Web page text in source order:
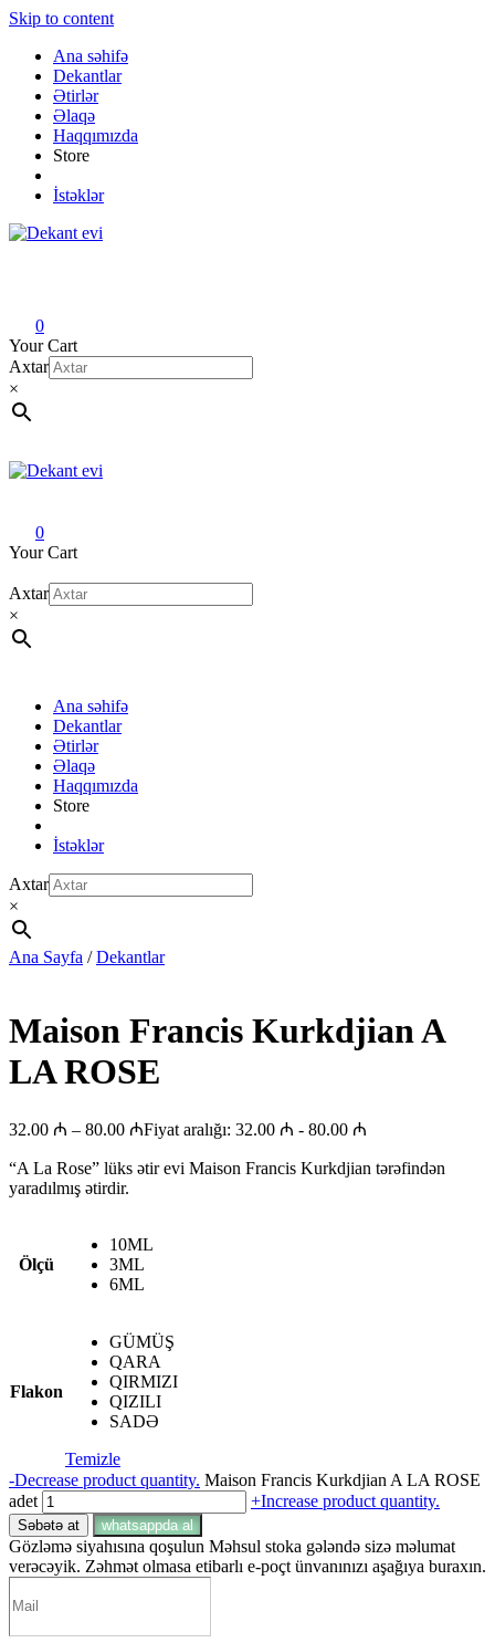
Skip to content
Ana səhifə
Dekantlar
Ətirlər
Əlaqə
Haqqımızda
Store
İstəklər
0
Your Cart
Axtar
×
0
Your Cart
Axtar
×
Ana səhifə
Dekantlar
Ətirlər
Əlaqə
Haqqımızda
Store
İstəklər
Axtar
×
Ana Sayfa /Dekantlar
Maison Francis Kurkdjian A
LA ROSE
32.00 ₼ – 80.00 ₼Fiyat aralığı: 32.00 ₼ - 80.00 ₼
“A La Rose” lüks ətir evi Maison Francis Kurkdjian tərəfindən
yaradılmış ətirdir.
Ölçü
10ML
3ML
6ML
Flakon
GÜMÜŞ
QARA
QIRMIZI
QIZILI
SADƏ
Temizle
-Decrease product quantity. Maison Francis Kurkdjian A LA ROSE
adet
+Increase product quantity.
Səbətə at whatsappda al
Gözləmə siyahısına qoşulun Məhsul stoka gələndə sizə məlumat
verəcəyik. Zəhmət olmasa etibarlı e-poçt ünvanınızı aşağıya buraxın.